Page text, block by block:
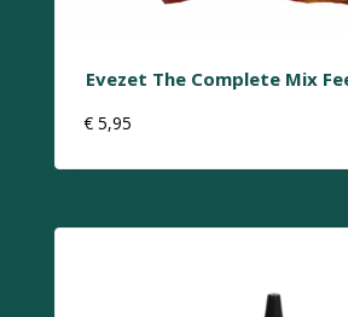
Evezet The Complete Mix
€ 5,95